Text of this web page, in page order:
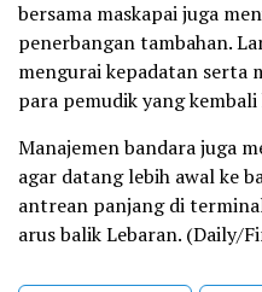
bersama maskapai juga
penerbangan tambahan.
mengurai kepadatan serta
para pemudik yang
Manajemen bandara juga
agar datang lebih awal ke
antrean panjang di
arus balik Lebaran. (Daily/